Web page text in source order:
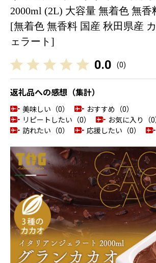
2000ml (2L) 大容量 無着色 無香
[無着色 無香料 国産 秋田県産
ェラート]
0.0 (0)
返礼品への感想（集計）
美味しい（0）
おすすめ（0）
リピートしたい（0）
お気に入り（0
訪れたい（0）
応援したい（0）